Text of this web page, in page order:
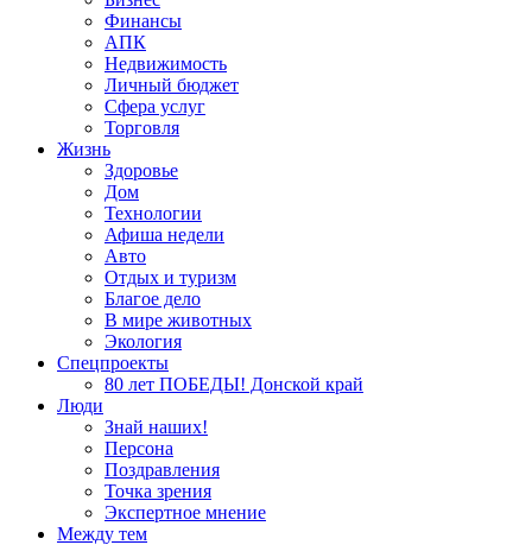
Финансы
АПК
Недвижимость
Личный бюджет
Сфера услуг
Торговля
Жизнь
Здоровье
Дом
Технологии
Афиша недели
Авто
Отдых и туризм
Благое дело
В мире животных
Экология
Спецпроекты
80 лет ПОБЕДЫ! Донской край
Люди
Знай наших!
Персона
Поздравления
Точка зрения
Экспертное мнение
Между тем